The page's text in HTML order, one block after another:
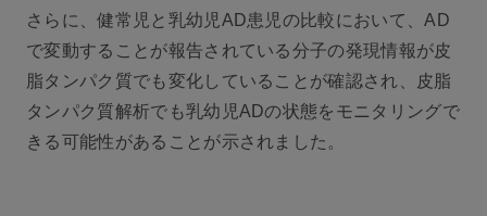
さらに、健常児と乳幼児AD患児の比較において、AD
で変動することが報告されている分子の発現情報が皮
脂タンパク質でも変化していることが確認され、皮脂
タンパク質解析でも乳幼児ADの状態をモニタリングで
きる可能性があることが示されました。